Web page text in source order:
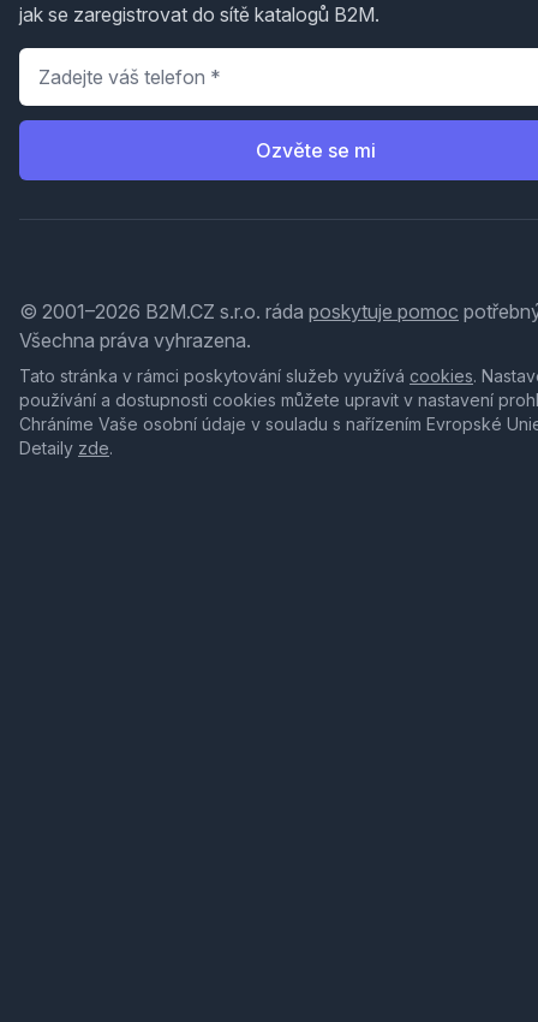
jak se zaregistrovat do sítě katalogů B2M.
Telefon
Ozvěte se mi
© 2001–2026 B2M.CZ s.r.o. ráda poskytuje pomoc
Všechna práva vyhrazena.
Tato stránka v rámci poskytování služeb využívá cookies.
používání a dostupnosti cookies můžete upravit v nastavení
Chráníme Vaše osobní údaje v souladu s nařízením Evropské
Detaily zde.